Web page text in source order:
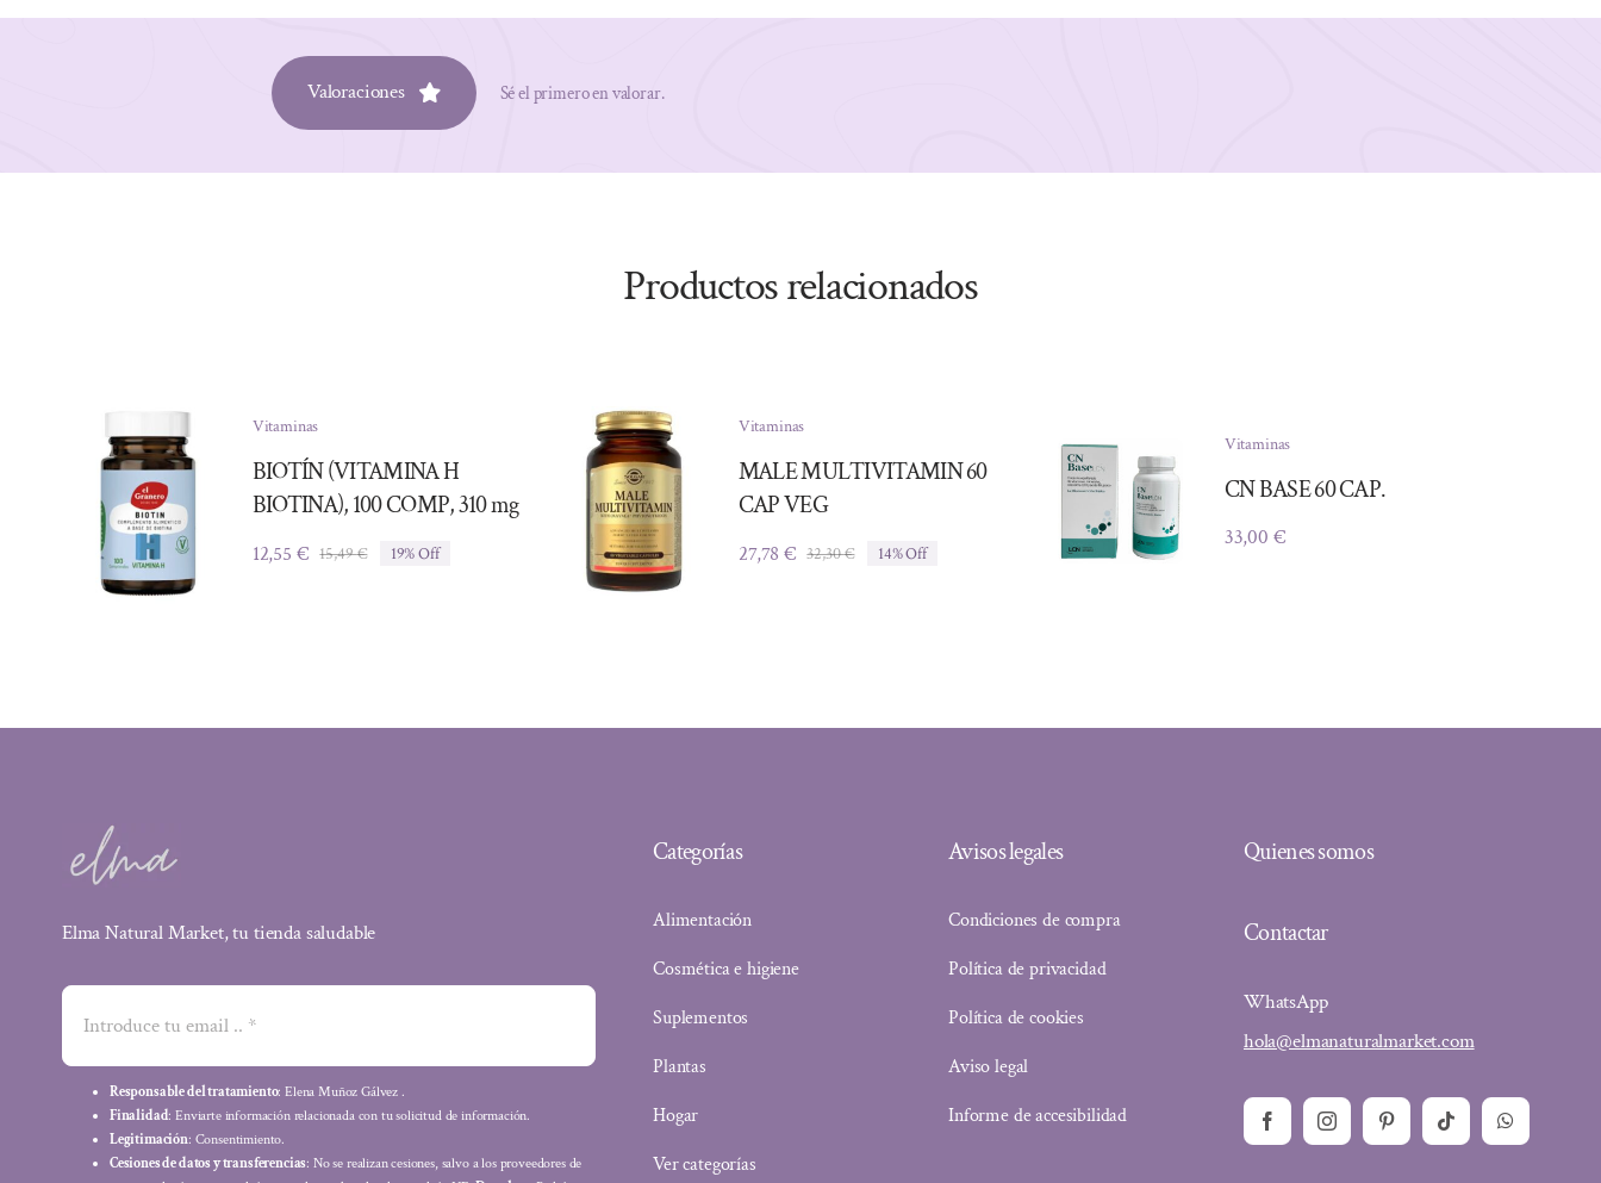
Valoraciones Sé el primero en valorar.
Productos relacionados
Vitaminas
BIOTÍN (VITAMINA H
BIOTINA), 100 COMP, 310 mg
15,49€El
12,55 €
El
19% Off
Vitaminas
MALE MULTIVITAMIN 60
CAP VEG
32,30€El
27,78 €
El
14% Off
Vitaminas
CN BASE 60 CAP.
33,00 €
Elma Natural Market, tu tienda saludable
Responsable del tratamiento: Elena Muñoz Gálvez .
Finalidad: Enviarte información relacionada con tu solicitud de información.
Legitimación: Consentimiento.
Cesiones de datos y transferencias: No se realizan cesiones, salvo a los proveedores de
Categorías
Alimentación
Cosmética e higiene
Suplementos
Plantas
Hogar
Ver categorías
Avisos legales
Condiciones de compra
Política de privacidad
Política de cookies
Aviso legal
Informe de accesibilidad
Quienes somos
Contactar
WhatsApp
hola@elmanaturalmarket.com